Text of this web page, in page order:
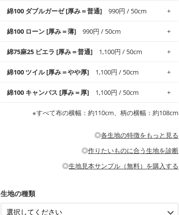
使いやすさNo.1！しなやかさと適度な張りを併せ持ち、
通気性の高さがオックス生地の特徴です。当サイトのオ
縫いやすいため、布小物全般にお使いいただけます。
※レッスンバッグ、上履き袋などの通園通学グッズには
などの布小物
・布団カバーなどの寝具、カーテン
・スカート、甚平などの子ども服
綿100 ダブルガーゼ [厚み＝普通] 990円 / 50cm
柔らかくふんわりとした肌触りが特徴です。ベビー用品
やハンカチなど直接肌に触れるアイテムに最適です。高
シーズンで活躍してくれます。
・スタイ、おくるみなどのベビーグッズ
・ブラウス、チュニック、ワンピースなどの洋服
綿100 ローン [厚み＝薄] 990円 / 50cm
上質で薄手の平織りの生地です。軽やかさとなめらかな
手触りの良さが魅力。透け感があるので、涼しげなトッ
・ブラウス、シャツ、チュニックなどのトップス
綿75麻25 ビエラ [厚み＝普通] 1,100円 / 50cm
コットン75％リネン25％の当店のビエラ生地は、オック
ス生地よりもふんわりとした柔らかい質感と適度な落ち
綿100 ツイル [厚み＝やや厚] 1,100円 / 50cm
綾織りの生地です。しっかりとした張りと厚みがありな
がらも柔らかいのが特徴です。生地の厚みは中厚手で
・レッスンバッグ、上履き袋などの通園通学グッズ
・カーテン、エプロン、テーブルクロスなどの暮らしの
・パンツ、タックスカートなどのボトムス
もっと詳しく見る
綿100 キャンバス [厚み＝厚] 1,100円 / 50cm
夫で高い耐久性があります。トートバッグ・ポーチ・ペ
ンケースなどの布小物、インテリア用品に向いていま
・インテリア用品
※すべて布の横幅：約110cm、柄の横幅：約108cm
◎各生地の特徴をもっと見る
◎作りたいものに合う生地を診断
◎生地見本サンプル（無料）を購入する
生地の種類